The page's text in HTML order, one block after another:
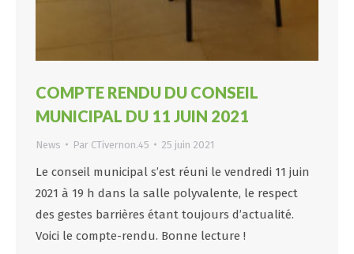
COMPTE RENDU DU CONSEIL
MUNICIPAL DU 11 JUIN 2021
News Par CTivernon.45 25 juin 2021
Le conseil municipal s’est réuni le vendredi 11 juin
2021 à 19 h dans la salle polyvalente, le respect
des gestes barrières étant toujours d’actualité.
Voici le compte-rendu. Bonne lecture !